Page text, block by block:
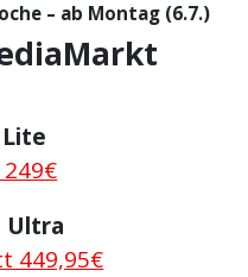
– ab Montag (6.7.)
Ultra
449,95€